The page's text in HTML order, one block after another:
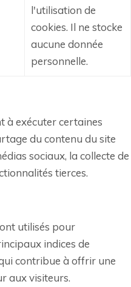
l'utilisation de
cookies. Il ne stocke
aucune donnée
personnelle.
à exécuter certaines
du contenu du site
sociaux, la collecte de
tierces.
utilisés pour
indices de
contribue à offrir une
aux visiteurs.